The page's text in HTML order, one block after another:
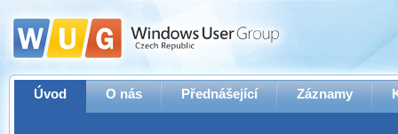
Úvod O nás Přednášející Záznamy